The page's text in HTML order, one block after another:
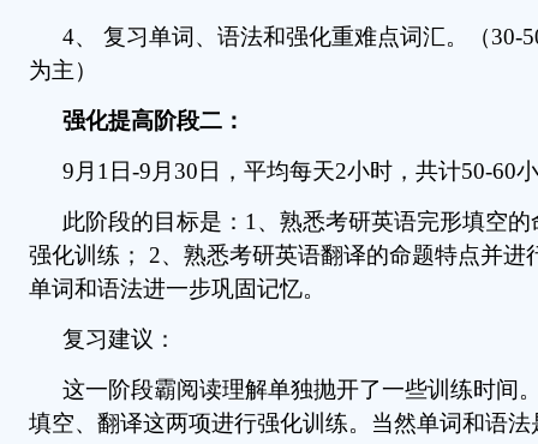
4、 复习单词、语法和强化重难点词汇。（30-
为主）
强化提高阶段二：
9月1日-9月30日，平均每天2小时，共计50-60
此阶段的目标是：1、熟悉考研英语完形填空
强化训练； 2、熟悉考研英语翻译的命题特点并进
单词和语法进一步巩固记忆。
复习建议：
这一阶段霸阅读理解单独抛开了一些训练时间
填空、翻译这两项进行强化训练。当然单词和语